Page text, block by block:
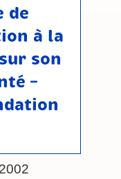
de
à la
son
–